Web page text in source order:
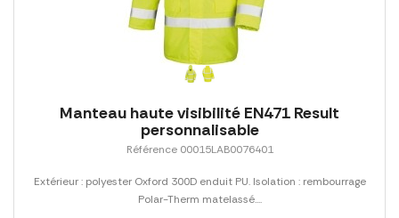
Manteau haute visibilité EN471 Result
personnalisable
Référence 00015LAB0076401
Extérieur : polyester Oxford 300D enduit PU. Isolation : rembourrage
Polar-Therm matelassé....